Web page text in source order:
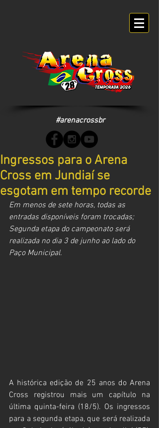
#arenacrossbr
Ingressos para o Arena
Cross em Jundiaí se
esgotam em tempo recorde
Em menos de sete horas, todas as
entradas disponíveis foram trocadas;
Segunda etapa do campeonato será
realizada no dia 3 de junho ao lado do
Paço Municipal.
A histórica edição de 25 anos do Arena
Cross registrou mais um capítulo na
última quinta-feira (18/5). Os ingressos
para a segunda etapa, que será realizada